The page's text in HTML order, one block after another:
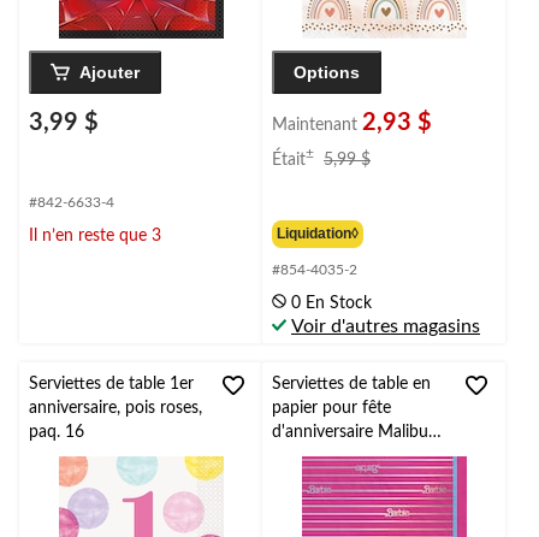
Ajouter
3,99 $
#842-6633-4
Il n’en reste que 3
Options
Maintenant 2,93 $
Était± 5,99 $
Liquidation◊
#854-4035-2
0 En Stock
Voir d'autres magasins
Serviettes de table 1er
anniversaire, pois roses,
paq. 16
Serviettes de table en
papier pour fête
d'anniversaire Malibu
Barbie, rose, paq. 16